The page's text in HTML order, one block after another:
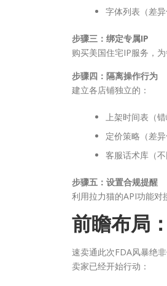
字体列表（差异
步骤三：绑定专属IP
购买美国住宅IP服务，
步骤四：隔离操作行为
建立各店铺独立的：
上架时间表（错
定价策略（差异
客服话术库（不
步骤五：设置合规提醒
利用拉力猫的API功能对
前瞻布局
速卖通此次FDA风暴绝
卖家已经开始行动：